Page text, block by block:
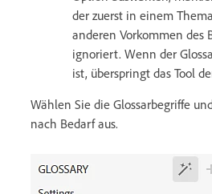
der zuerst in einem
anderen Vorkommen des
ignoriert. Wenn der
ist, überspringt das Tool
Wählen Sie die Glossarbegriffe
nach Bedarf aus.